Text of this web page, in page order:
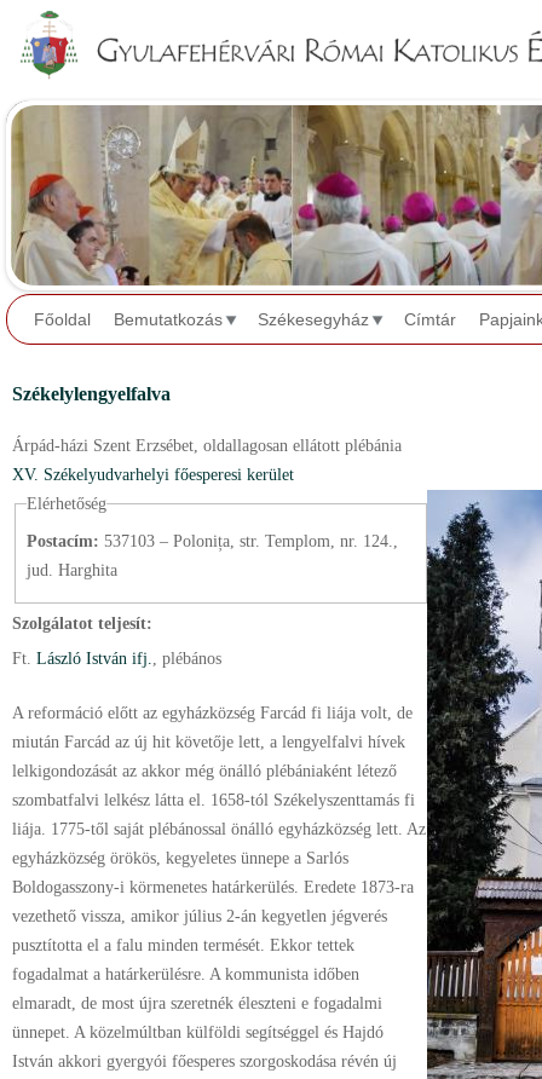
Főoldal Bemutatkozás Székesegyház Címtár
Székelylengyelfalva
Árpád-házi Szent Erzsébet, oldallagosan ellátott plébánia
XV. Székelyudvarhelyi főesperesi kerület
Elérhetőség
Postacím: 537103 – Polonița, str. Templom, nr. 124.,
jud. Harghita
Szolgálatot teljesít:
Ft. László István ifj. , plébános
A reformáció előtt az egyházközség Farcád fi liája volt, de
miután Farcád az új hit követője lett, a lengyelfalvi hívek
lelkigondozását az akkor még önálló plébániaként létező
szombatfalvi lelkész látta el. 1658-tól Székelyszenttamás fi
liája. 1775-től saját plébánossal önálló egyházközség lett. Az
egyházközség örökös, kegyeletes ünnepe a Sarlós
Boldogasszony-i körmenetes határkerülés. Eredete 1873-ra
vezethető vissza, amikor július 2-án kegyetlen jégverés
pusztította el a falu minden termését. Ekkor tettek
fogadalmat a határkerülésre. A kommunista időben
elmaradt, de most újra szeretnék éleszteni e fogadalmi
ünnepet. A közelmúltban külföldi segítséggel és Hajdó
István akkori gyergyói főesperes szorgoskodása révén új